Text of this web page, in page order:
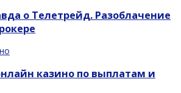
о Телетрейд. Разоблачение
казино по выплатам и